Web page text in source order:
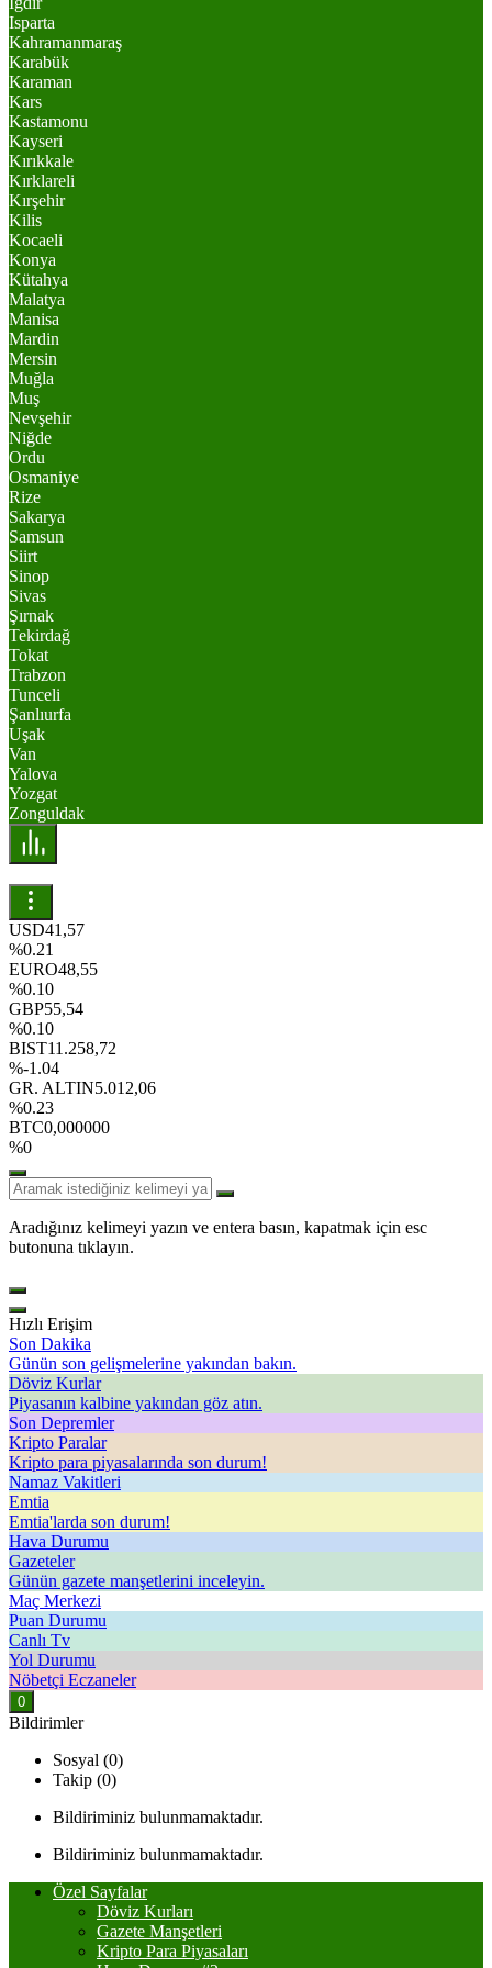
Isparta
Kahramanmaraş
Karabük
Karaman
Kars
Kastamonu
Kayseri
Kırıkkale
Kırklareli
Kırşehir
Kilis
Kocaeli
Konya
Kütahya
Malatya
Manisa
Mardin
Mersin
Muğla
Muş
Nevşehir
Niğde
Ordu
Osmaniye
Rize
Sakarya
Samsun
Siirt
Sinop
Sivas
Şırnak
Tekirdağ
Tokat
Trabzon
Tunceli
Şanlıurfa
Uşak
Van
Yalova
Yozgat
Zonguldak
USD41,57
%0.21
EURO48,55
%0.10
GBP55,54
%0.10
BIST11.258,72
%-1.04
GR. ALTIN5.012,06
%0.23
BTC0,000000
%0
Aradığınız kelimeyi yazın ve entera basın, kapatmak için esc
butonuna tıklayın.
Hızlı Erişim
Son Dakika
Günün son gelişmelerine yakından bakın.
Döviz Kurlar
Piyasanın kalbine yakından göz atın.
Son Depremler
Kripto Paralar
Kripto para piyasalarında son durum!
Namaz Vakitleri
Emtia
Emtia'larda son durum!
Hava Durumu
Gazeteler
Günün gazete manşetlerini inceleyin.
Maç Merkezi
Puan Durumu
Canlı Tv
Yol Durumu
Nöbetçi Eczaneler
0
Bildirimler
Sosyal (0)
Takip (0)
Bildiriminiz bulunmamaktadır.
Bildiriminiz bulunmamaktadır.
Özel Sayfalar
Döviz Kurları
Gazete Manşetleri
Kripto Para Piyasaları